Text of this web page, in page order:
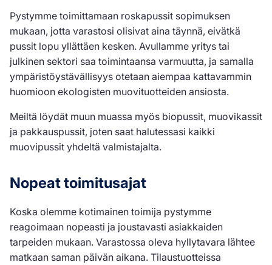
Pystymme toimittamaan roskapussit sopimuksen
mukaan, jotta varastosi olisivat aina täynnä, eivätkä
pussit lopu yllättäen kesken. Avullamme yritys tai
julkinen sektori saa toimintaansa varmuutta, ja samalla
ympäristöystävällisyys otetaan aiempaa kattavammin
huomioon ekologisten muovituotteiden ansiosta.
Meiltä löydät muun muassa myös biopussit, muovikassit
ja pakkauspussit, joten saat halutessasi kaikki
muovipussit yhdeltä valmistajalta.
Nopeat toimitusajat
Koska olemme kotimainen toimija pystymme
reagoimaan nopeasti ja joustavasti asiakkaiden
tarpeiden mukaan. Varastossa oleva hyllytavara lähtee
matkaan saman päivän aikana. Tilaustuotteissa